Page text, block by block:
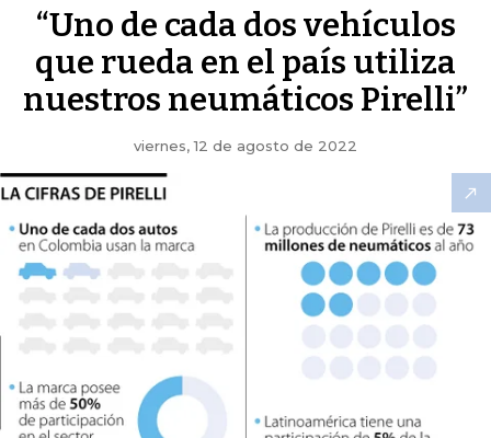
“Uno de cada dos vehículos
que rueda en el país utiliza
nuestros neumáticos Pirelli”
viernes, 12 de agosto de 2022